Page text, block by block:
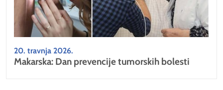
20. travnja 2026.
Makarska: Dan prevencije tumorskih bolesti